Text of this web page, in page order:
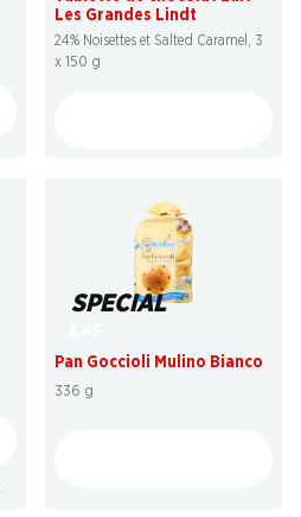
Les Grandes Lindt
24% Noisettes et Salted Caramel, 3
x 150 g
SPECIAL
Pan Goccioli Mulino Bianco
336 g